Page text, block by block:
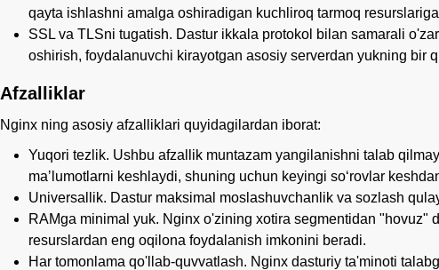
qayta ishlashni amalga oshiradigan kuchliroq tarmoq
SSL va TLSni tugatish. Dastur ikkala protokol bilan samarali
oshirish, foydalanuvchi kirayotgan asosiy serverdan yukning bir
Afzalliklar
Nginx ning asosiy afzalliklari quyidagilardan iborat:
Yuqori tezlik. Ushbu afzallik muntazam yangilanishni talab
maʼlumotlarni keshlaydi, shuning uchun keyingi soʻrovlar
Universallik. Dastur maksimal moslashuvchanlik va sozlash
RAMga minimal yuk. Nginx o'zining xotira segmentidan
resurslardan eng oqilona foydalanish imkonini beradi.
Har tomonlama qo'llab-quvvatlash. Nginx dasturiy ta'minoti